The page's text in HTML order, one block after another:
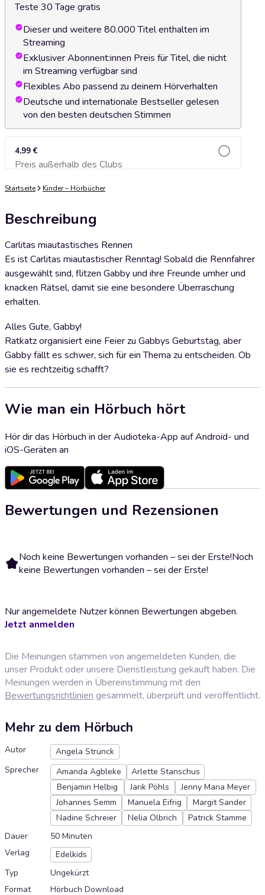
Teste 30 Tage gratis
Dieser und weitere 80.000 Titel enthalten im
Streaming
Exklusiver Abonnent:innen Preis für Titel, die nicht
im Streaming verfügbar sind
Flexibles Abo passend zu deinem Hörverhalten
Deutsche und internationale Bestseller gelesen
von den besten deutschen Stimmen
4,99 €
Preis außerhalb des ClubsZum Warenkorb hinzufügen
Startseite Kinder – Hörbücher
Beschreibung
Carlitas miautastisches Rennen
Es ist Carlitas miautastischer Renntag! Sobald die Rennfahrer
ausgewählt sind, flitzen Gabby und ihre Freunde umher und
knacken Rätsel, damit sie eine besondere Überraschung
erhalten.
Alles Gute, Gabby!
Ratkatz organisiert eine Feier zu Gabbys Geburtstag, aber
Gabby fällt es schwer, sich für ein Thema zu entscheiden. Ob
sie es rechtzeitig schafft?
Wie man ein Hörbuch hört
Hör dir das Hörbuch in der Audioteka-App auf Android- und
iOS-Geräten an
Bewertungen und Rezensionen
Noch keine Bewertungen vorhanden – sei der Erste!Noch
keine Bewertungen vorhanden – sei der Erste!
Nur angemeldete Nutzer können Bewertungen abgeben.
Jetzt anmelden
Die Meinungen stammen von angemeldeten Kunden, die
unser Produkt oder unsere Dienstleistung gekauft haben. Die
Meinungen werden in Übereinstimmung mit den
Bewertungsrichtlinien gesammelt, überprüft und veröffentlicht.
Mehr zu dem Hörbuch
Autor
Angela Strunck
Sprecher
Amanda Agbleke
Arlette Stanschus
Benjamin Helbig
Jarik Pöhls
Jenny Maria Meyer
Johannes Semm
Manuela Eifrig
Margit Sander
Nadine Schreier
Nelia Olbrich
Patrick Stamme
Dauer
50 Minuten
Verlag
Edelkids
Typ
Ungekürzt
Format
Hörbuch Download